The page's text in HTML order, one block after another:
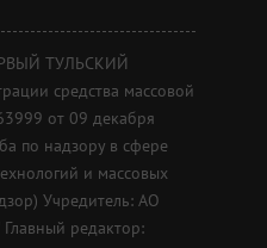
ТУЛЬСКИЙ
средства массовой
от 09 декабря
по надзору в сфере
и массовых
Учредитель: АО
редактор: